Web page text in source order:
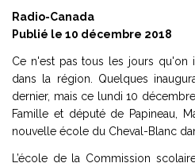
Radio-Canada
Publié le 10 décembre 2018
Ce n'est pas tous les jours qu'on
dans la région. Quelques
dernier, mais ce lundi 10
Famille et député de Papineau,
nouvelle école du Cheval-Blanc
L’école de la Commission